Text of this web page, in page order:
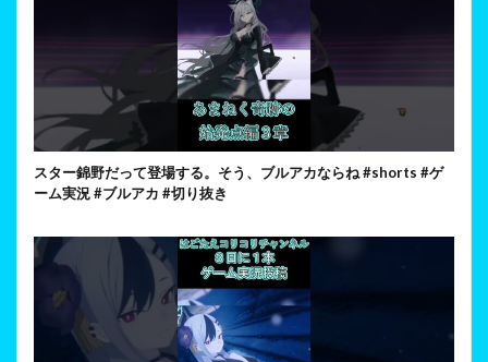
スター錦野だって登場する。そう、ブルアカならね #shorts #ゲ
ーム実況 #ブルアカ #切り抜き